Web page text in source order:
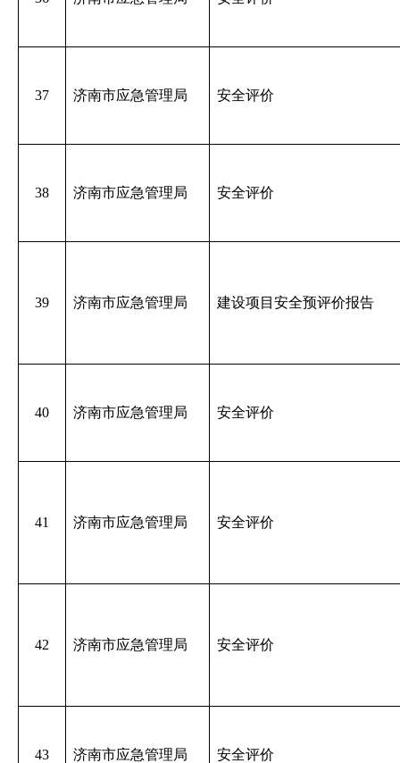
37 济南市应急管理局 安全评价
38 济南市应急管理局 安全评价
39 济南市应急管理局 建设项目安全预评价报告
40 济南市应急管理局 安全评价
41 济南市应急管理局 安全评价
42 济南市应急管理局 安全评价
43 济南市应急管理局 安全评价